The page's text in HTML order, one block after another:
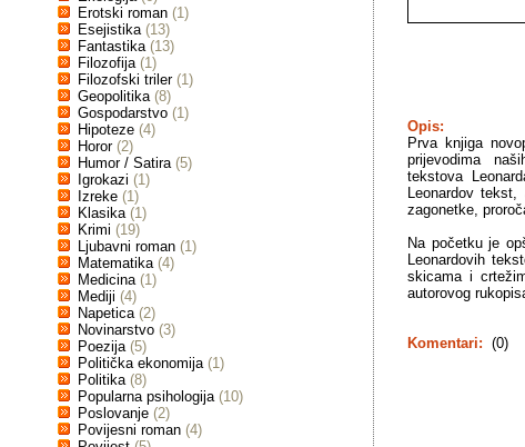
Erotski roman (1)
Esejistika (13)
Fantastika (13)
Filozofija (1)
Filozofski triler (1)
Geopolitika (8)
Gospodarstvo (1)
Hipoteze (4)
Horor (2)
Humor / Satira (5)
Igrokazi (1)
Izreke (1)
Klasika (1)
Krimi (19)
Ljubavni roman (1)
Matematika (4)
Medicina (1)
Mediji (4)
Napetica (2)
Novinarstvo (3)
Poezija (5)
Politička ekonomija (1)
Politika (8)
Popularna psihologija (10)
Poslovanje (2)
Povijesni roman (4)
Opis:
Prva knjiga
prijevodima
tekstova
Leonardov
zagonetke,
Na početku je
Leonardovih
skicama i
autorovog
Komentari: (0)